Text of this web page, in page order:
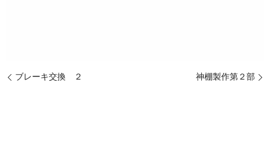
ブレーキ交換 ２ 神棚製作第２部